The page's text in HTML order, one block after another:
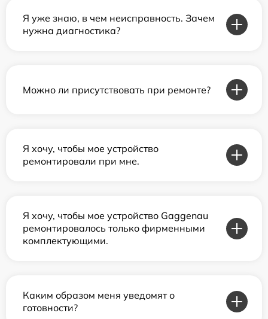
Я уже знаю, в чем неисправность. Зачем
нужна диагностика?
Можно ли присутствовать при ремонте?
Я хочу, чтобы мое устройство
ремонтировали при мне.
Я хочу, чтобы мое устройство Gaggenau
ремонтировалось только фирменными
комплектующими.
Каким образом меня уведомят о
готовности?